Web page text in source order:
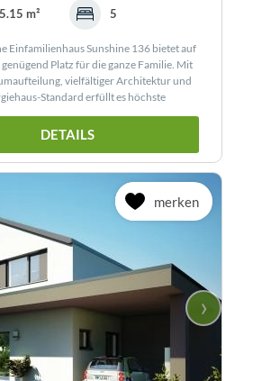
m² 5
Einfamilienhaus Sunshine 136 bietet auf
Platz für die ganze Familie. Mit
vielfältiger Architektur und
Standard erfüllt es höchste
DETAILS
merken
›